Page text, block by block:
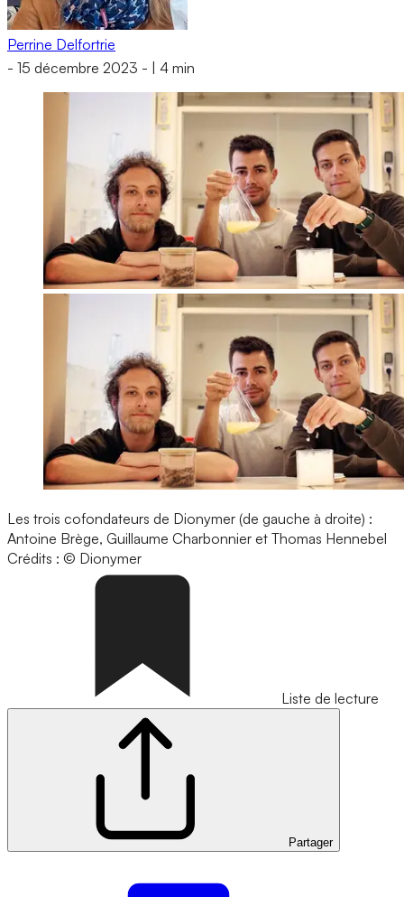
Perrine Delfortrie
- 15 décembre 2023 - 4 min
Les trois cofondateurs de Dionymer (de gauche à droite) :
Antoine Brège, Guillaume Charbonnier et Thomas Hennebel
Crédits : © Dionymer
Liste de lecture
Partager